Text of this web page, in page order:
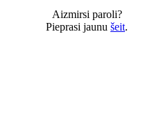
Aizmirsi paroli?
Pieprasi jaunu šeit.